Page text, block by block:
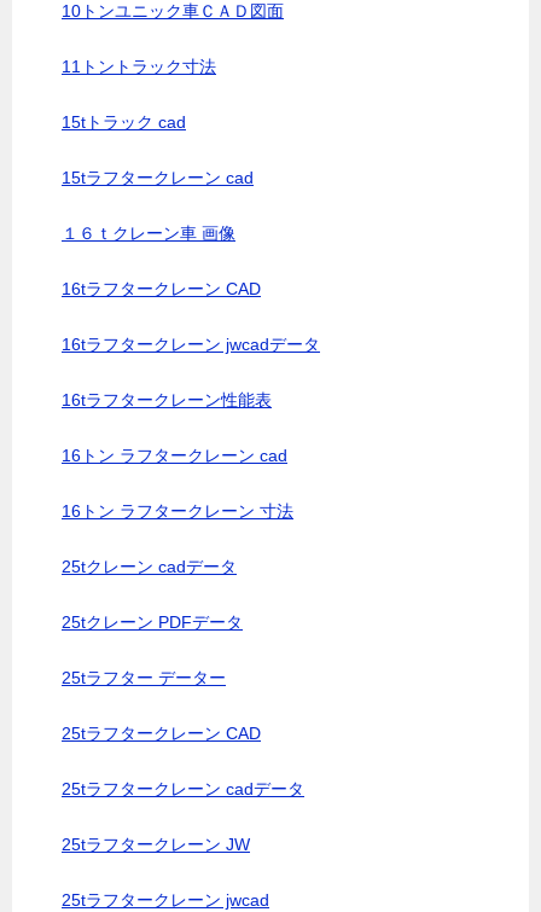
10トンユニック車ＣＡＤ図面
11トントラック寸法
15tトラック cad
15tラフタークレーン cad
１６ｔクレーン車 画像
16tラフタークレーン CAD
16tラフタークレーン jwcadデータ
16tラフタークレーン性能表
16トン ラフタークレーン cad
16トン ラフタークレーン 寸法
25tクレーン cadデータ
25tクレーン PDFデータ
25tラフター データー
25tラフタークレーン CAD
25tラフタークレーン cadデータ
25tラフタークレーン JW
25tラフタークレーン jwcad